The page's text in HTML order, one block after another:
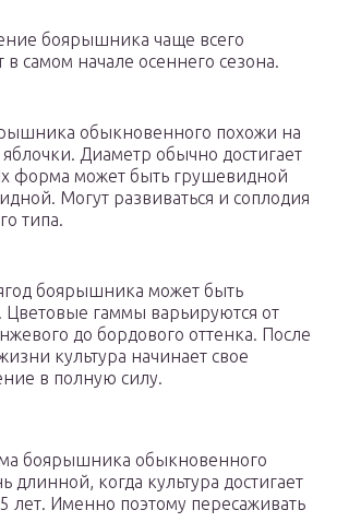
боярышника чаще всего
в самом начале осеннего сезона.
обыкновенного похожи на
Диаметр обычно достигает
форма может быть грушевидной
Могут развиваться и соплодия
типа.
боярышника может быть
Цветовые гаммы варьируются от
до бордового оттенка. После
культура начинает свое
в полную силу.
боярышника обыкновенного
длинной, когда культура достигает
лет. Именно поэтому пересаживать